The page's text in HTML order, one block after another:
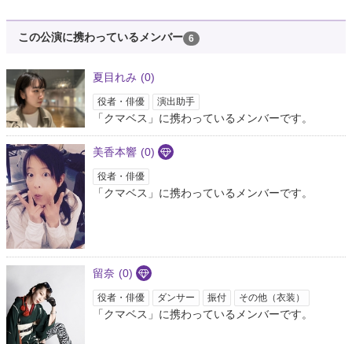
この公演に携わっているメンバー 6
夏目れみ (0)
役者・俳優 演出助手
「クマベス」に携わっているメンバーです。
美香本響 (0)
役者・俳優
「クマベス」に携わっているメンバーです。
留奈 (0)
役者・俳優 ダンサー 振付 その他（衣装）
「クマベス」に携わっているメンバーです。